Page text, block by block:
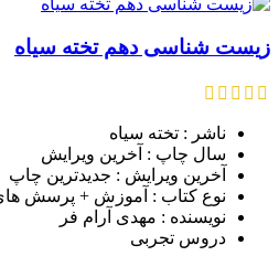
زیست شناسی دهم تخته سیاه
ناشر : تخته سیاه
سال چاپ : آخرین ویرایش
آخرین ویرایش : جدیدترین چاپ
نوع کتاب : آموزش + پرسش
نویسنده : مهدی آرام فر
دروس تجربی